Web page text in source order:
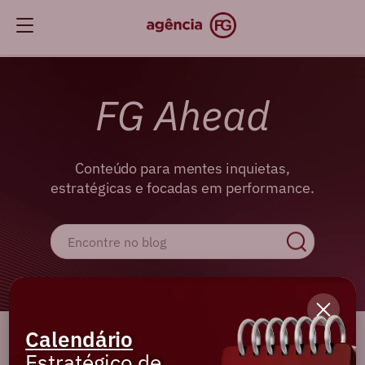
FG Ahead
Conteúdo para mentes inquietas,
estratégicas e focadas em performance.
Cadastre-se e receba os melhores
Calendário